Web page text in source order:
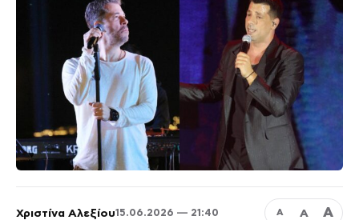
Χριστίνα Αλεξίου15.06.2026 — 21:40 Α Α Α